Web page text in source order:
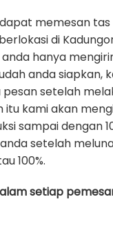
memesan
di
hanya
anda siapkan,
setelah
itu kami akan
sampai dengan
setelah
100%.
setiap